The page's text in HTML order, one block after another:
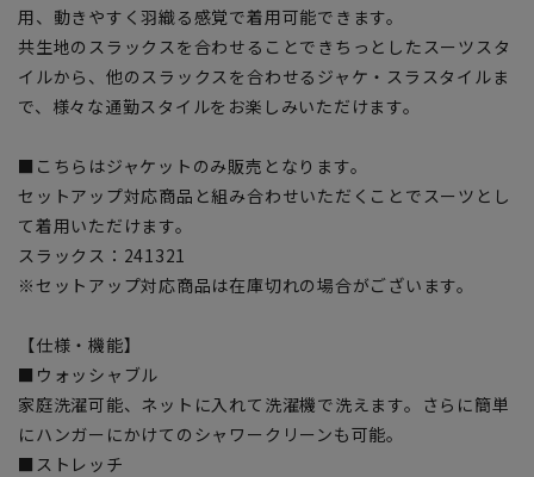
用、動きやすく羽織る感覚で着用可能できます。
共生地のスラックスを合わせることできちっとしたスーツスタ
イルから、他のスラックスを合わせるジャケ・スラスタイルま
で、様々な通勤スタイルをお楽しみいただけます。
■こちらはジャケットのみ販売となります。
セットアップ対応商品と組み合わせいただくことでスーツとし
て着用いただけます。
スラックス：241321
※セットアップ対応商品は在庫切れの場合がございます。
【仕様・機能】
■ウォッシャブル
家庭洗濯可能、ネットに入れて洗濯機で洗えます。さらに簡単
にハンガーにかけてのシャワークリーンも可能。
■ストレッチ